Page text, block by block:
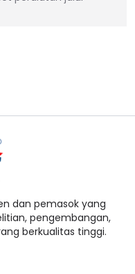
dan pemasok yang
pengembangan,
berkualitas tinggi.